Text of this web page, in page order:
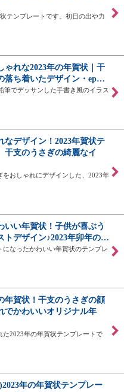
テンプレートです。初日の出や力
ゃれな2023年の年賀状｜干
落ち着いたデザイン・ep…
筆でデッサンした手書き風のイラス
なデザイン！2023年賀状テ
干支のうさぎの綺麗なイ
おしゃれにデザインした、2023年
いい年賀状！子供が喜ぶう
トデザイン♪2023年卯年の…
になったかわいい年賀状のテンプレ
年賀状！干支のうさぎの顔
でかわいいオリジナル年
2023年の年賀状テンプレートで
年の年賀状テンプレー